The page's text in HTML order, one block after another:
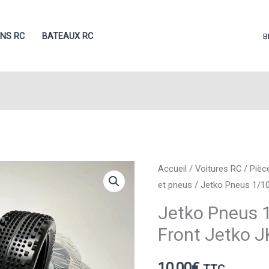
RC BATEAUX RC
Accueil /Voitures RC /
et pneus / Jetko Pneus 1/
Jetko Pneus
Front Jetko